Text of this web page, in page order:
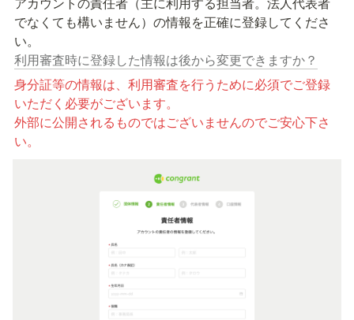
でなくても構いません）の情報を正確に登録してくださ
利用審査時に登録した情報は後から変更できますか？
身分証等の情報は、利用審査を行うために必須でご登録
いただく必要がございます。
外部に公開されるものではございませんのでご安心下さ
い。